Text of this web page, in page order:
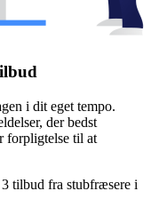
i dit eget tempo.
der bedst
forpligtelse til at
tilbud fra stubfræsere i